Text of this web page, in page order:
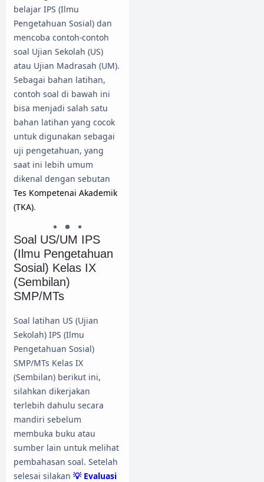
belajar IPS (Ilmu
Pengetahuan Sosial) dan
mencoba contoh-contoh
soal Ujian Sekolah (US)
atau Ujian Madrasah (UM).
Sebagai bahan latihan,
contoh soal di bawah ini
bisa menjadi salah satu
bahan latihan yang cocok
untuk digunakan sebagai
uji pengetahuan, yang
saat ini lebih umum
dikenal dengan sebutan
Tes Kompetenai Akademik
(TKA).
Soal US/UM IPS
(Ilmu Pengetahuan
Sosial) Kelas IX
(Sembilan)
SMP/MTs
Soal latihan US (Ujian
Sekolah) IPS (Ilmu
Pengetahuan Sosial)
SMP/MTs Kelas IX
(Sembilan) berikut ini,
silahkan dikerjakan
terlebih dahulu secara
mandiri sebelum
membuka buku atau
sumber lain untuk melihat
pembahasan soal. Setelah
selesai silakan 💡 Evaluasi